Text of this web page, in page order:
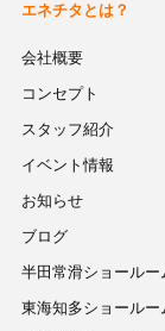
エネチタとは？
会社概要
コンセプト
スタッフ紹介
イベント情報
お知らせ
ブログ
半田常滑ショールー
東海知多ショールー